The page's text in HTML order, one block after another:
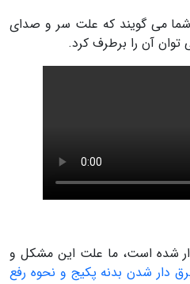
شما می گویند که علت سر و صدای
آن را برطرف کرد.
شده است، ما علت این مشکل و
دار شدن بدنه پکیج و نحوه رفع